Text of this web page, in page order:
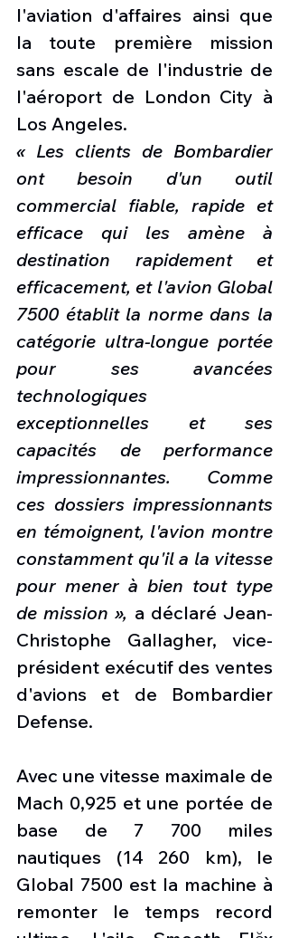
l'aviation d'affaires ainsi que
la toute première mission
sans escale de l'industrie de
l'aéroport de London City à
Los Angeles.
« Les clients de Bombardier
ont besoin d'un outil
commercial fiable, rapide et
efficace qui les amène à
destination rapidement et
efficacement, et l'avion Global
7500 établit la norme dans la
catégorie ultra-longue portée
pour ses avancées
technologiques
exceptionnelles et ses
capacités de performance
impressionnantes. Comme
ces dossiers impressionnants
en témoignent, l'avion montre
constamment qu'il a la vitesse
pour mener à bien tout type
de mission », a déclaré Jean-
Christophe Gallagher, vice-
président exécutif des ventes
d'avions et de Bombardier
Defense.
Avec une vitesse maximale de
Mach 0,925 et une portée de
base de 7 700 miles
nautiques (14 260 km), le
Global 7500 est la machine à
remonter le temps record